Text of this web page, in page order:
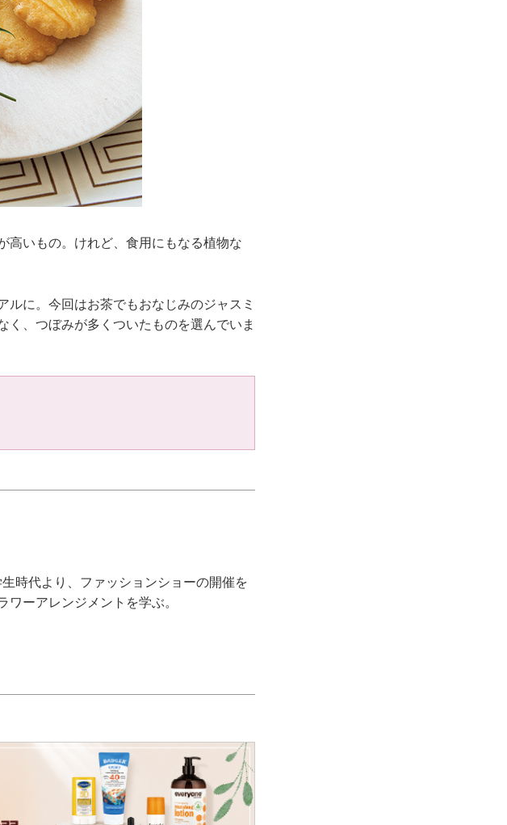
高いもの。けれど、食用にもなる植物な
ルに。今回はお茶でもおなじみのジャスミ
く、つぼみが多くついたものを選んでいま
時代より、ファッションショーの開催を
ーアレンジメントを学ぶ。